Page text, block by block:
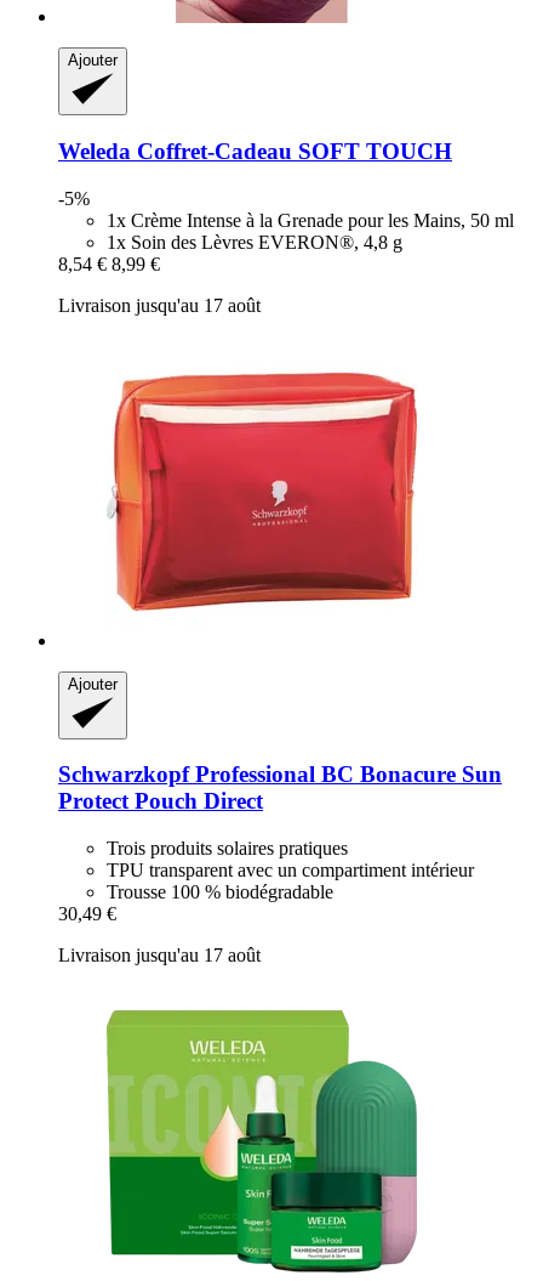
Ajouter
Weleda Coffret-​Cadeau SOFT TOUCH
-5%
1x Crème Intense à la Grenade pour les Mains, 50 ml
1x Soin des Lèvres EVERON®, 4,8 g
8,54 € 8,99 €
Livraison jusqu'au 17 août
Ajouter
Schwarzkopf Professional BC Bonacure Sun
Protect Pouch Direct
Trois produits solaires pratiques
TPU transparent avec un compartiment intérieur
Trousse 100 % biodégradable
30,49 €
Livraison jusqu'au 17 août